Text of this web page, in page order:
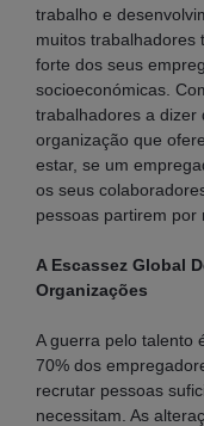
trabalho e
muitos trabalhadores
forte dos seus
socioeconómicas.
trabalhadores a dizer
organização que
estar, se um
os seus
pessoas partirem por
A Escassez Global
Organizações
A guerra pelo talento
70% dos
recrutar pessoas
necessitam. As